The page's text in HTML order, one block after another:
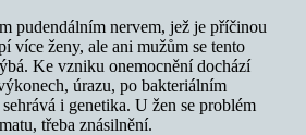
pudendálním nervem, jež je příčinou
více ženy, ale ani mužům se tento
Ke vzniku onemocnění dochází
úrazu, po bakteriálním
i genetika. U žen se problém
třeba znásilnění.